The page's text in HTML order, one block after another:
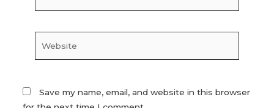
Save my name, email, and website in this browser